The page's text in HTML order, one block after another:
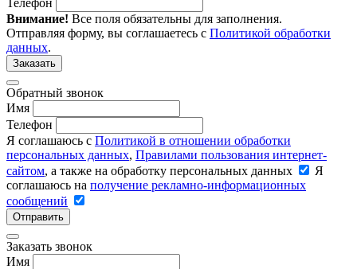
Внимание! Все поля обязательны для заполнения.
Отправляя форму, вы соглашаетесь с Политикой обработки
данных.
Заказать
Обратный звонок
Имя
Телефон
Я соглашаюсь с Политикой в отношении обработки
персональных данных, Правилами пользования интернет-
сайтом, а также на обработку персональных данных
Я
соглашаюсь на получение рекламно-информационных
сообщений
Отправить
Заказать звонок
Имя